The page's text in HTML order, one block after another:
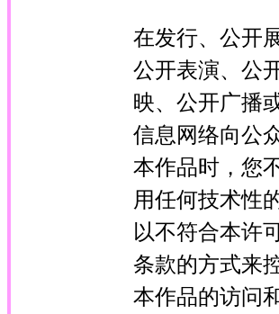
在发行、公开
公开表演、公
映、公开广播
信息网络向公
本作品时，您
用任何技术性
以不符合本许
条款的方式来
本作品的访问